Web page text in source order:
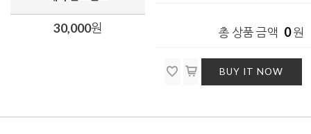
30,000원 총 상품 금액 0원
BUY IT NOW